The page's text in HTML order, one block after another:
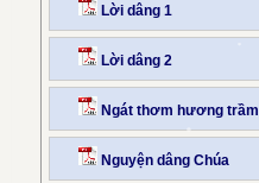
Lời dâng 1
Lời dâng 2
Ngát thơm hương trầm
Nguyện dâng Chúa